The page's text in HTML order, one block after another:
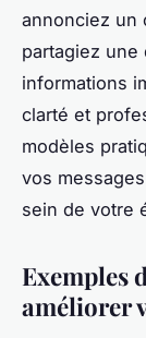
annonciez un
partagiez une
informations
clarté et
modèles
vos
sein de votre
Exemples
améliorer